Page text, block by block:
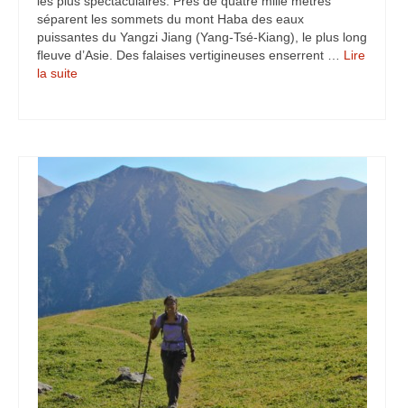
séparent les sommets du mont Haba des eaux
puissantes du Yangzi Jiang (Yang-Tsé-Kiang), le plus long
fleuve d’Asie. Des falaises vertigineuses enserrent … Lire
la suite­­